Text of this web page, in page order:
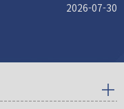
2026-07-30